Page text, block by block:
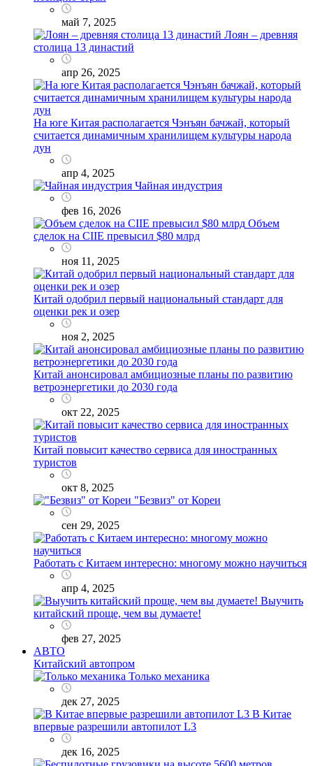
май 7, 2025
Лоян – древняя
столица 13 династий
апр 26, 2025
На юге Китая располагается Чэнъян бачжай, который
считается динамичным хранилищем культуры народа
дун
апр 4, 2025
Чайная индустрия
фев 16, 2026
Объем
сделок на CIIE превысил $80 млрд
ноя 11, 2025
Китай одобрил первый национальный стандарт для
оценки рек и озер
ноя 2, 2025
Китай анонсировал амбициозные планы по развитию
ветроэнергетики до 2030 года
окт 22, 2025
Китай повысит качество сервиса для иностранных
туристов
окт 8, 2025
"Безвиз" от Кореи
сен 29, 2025
Работать с Китаем интересно: многому можно научиться
апр 4, 2025
Выучить
китайский проще, чем вы думаете!
фев 27, 2025
АВТО
Китайский автопром
Только механика
дек 27, 2025
В Китае
впервые разрешили автопилот L3
дек 16, 2025